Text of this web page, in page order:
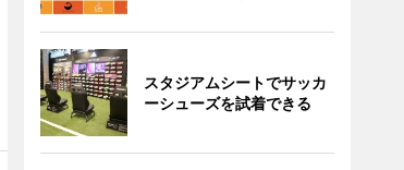
スタジアムシートでサッカ
ーシューズを試着できる